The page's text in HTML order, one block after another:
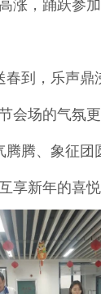
涨，踊跃参
到，乐声鼎
会场的气氛
腾腾、象征团
享新年的喜